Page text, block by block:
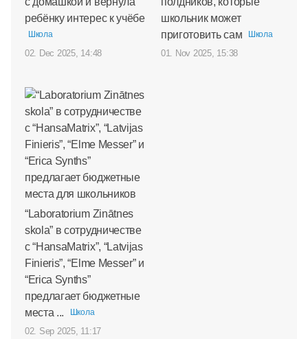
ребёнку интерес к учёбе
Школа
02. Dec 2025, 14:48
школьник может
приготовить сам
Школа
01. Nov 2025, 15:38
“Laboratorium Zinātnes
skola” в сотрудничестве
с “HansaMatrix”, “Latvijas
Finieris”, “Elme Messer” и
“Erica Synths”
предлагает бюджетные
места ...
Школа
02. Sep 2025, 11:17